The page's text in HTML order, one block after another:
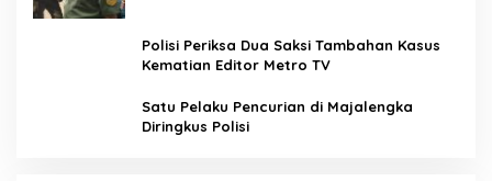
Polisi Periksa Dua Saksi Tambahan Kasus
Kematian Editor Metro TV
Satu Pelaku Pencurian di Majalengka
Diringkus Polisi